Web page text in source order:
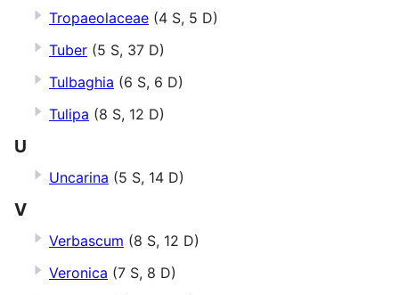
Tropaeolaceae (4 S, 5 D)
Tuber (5 S, 37 D)
Tulbaghia (6 S, 6 D)
Tulipa (8 S, 12 D)
U
Uncarina (5 S, 14 D)
V
Verbascum (8 S, 12 D)
Veronica (7 S, 8 D)